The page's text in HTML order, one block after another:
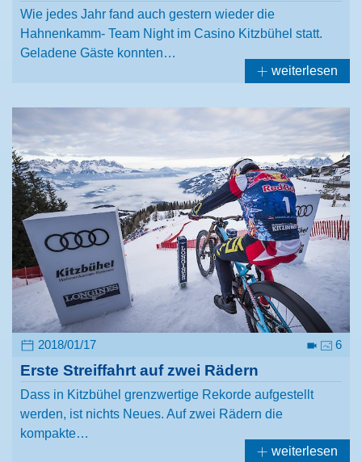
Wie jedes Jahr fand auch gestern wieder die
Hahnenkamm- Team Night im Casino Kitzbühel statt.
Geladene Gäste konnten…
weiterlesen
2018/01/17 6
Erste Streiffahrt auf zwei Rädern
Dass in Kitzbühel grenzwertige Rekorde aufgestellt
werden, ist nichts Neues. Auf zwei Rädern die
kompakte…
weiterlesen